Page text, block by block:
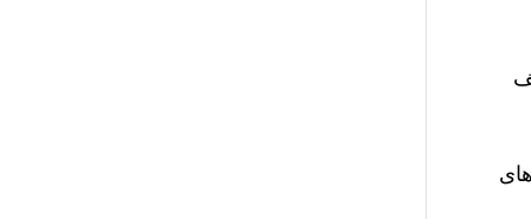
که ضعف